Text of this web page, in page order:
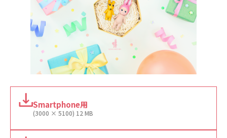
Smartphone用
(3000 × 5100) 12 MB